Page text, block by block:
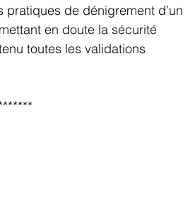
de dénigrement d’un
en doute la sécurité
toutes les validations